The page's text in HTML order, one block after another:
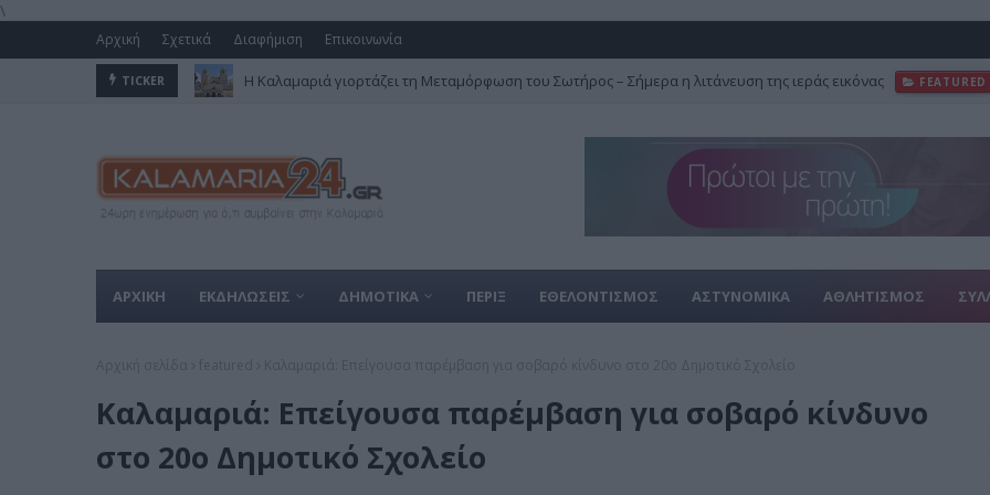
\
Αρχική Σχετικά Διαφήμιση Επικοινωνία
TICKER Η Καλαμαριά γιορτάζει τη Μεταμόρφωση του Σωτήρος – Σήμερα η λιτάνευση της ιεράς εικόνας FEATURED
ΑΡΧΙΚΗ ΕΚΔΗΛΩΣΕΙΣ ΔΗΜΟΤΙΚΑ ΠΕΡΙΞ ΕΘΕΛΟΝΤΙΣΜΟΣ ΑΣΤΥΝΟΜΙΚΑ ΑΘΛΗΤΙΣΜΟΣ
Καλαμαριά: Επείγουσα παρέμβαση για σοβαρό κίνδυνο
στο 20ο Δημοτικό Σχολείο